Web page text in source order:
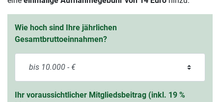
Wie hoch sind Ihre jährlichen
Gesamtbruttoeinnahmen?
Ihr voraussichtlicher Mitgliedsbeitrag (inkl. 19 %